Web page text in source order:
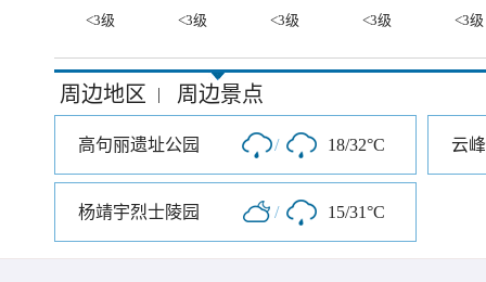
<3级
<3级 <3级 <3级 <3级
周边地区 | 周边景点
高句丽遗址公园 / 18/32°C 云
杨靖宇烈士陵园 / 15/31°C